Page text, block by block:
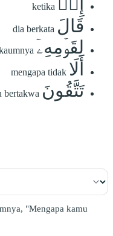
ketika
قَالَ dia berkata
لِقَوۡمِهِۦٓ
أَلَا mengapa tidak
تَتَّقُونَ bertakwa
"Mengapa kamu